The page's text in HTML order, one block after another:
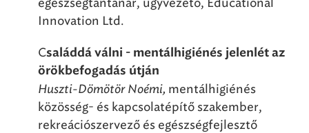
egészségtantanár, ügyvezető, Educational
Innovation Ltd.
Családdá válni - mentálhigiénés jelenlét az
örökbefogadás útján
Huszti-Dömötör Noémi, mentálhigiénés
közösség- és kapcsolatépítő szakember,
rekreációszervező és egészségfejlesztő